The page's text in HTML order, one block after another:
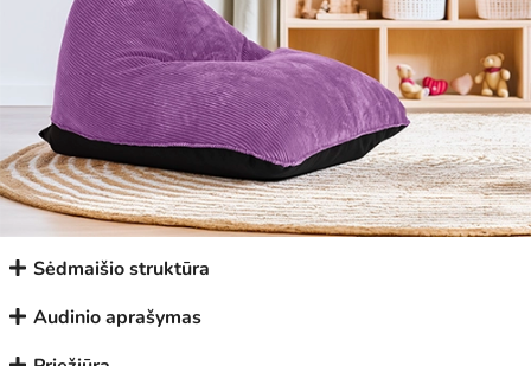
Sėdmaišio struktūra
Audinio aprašymas